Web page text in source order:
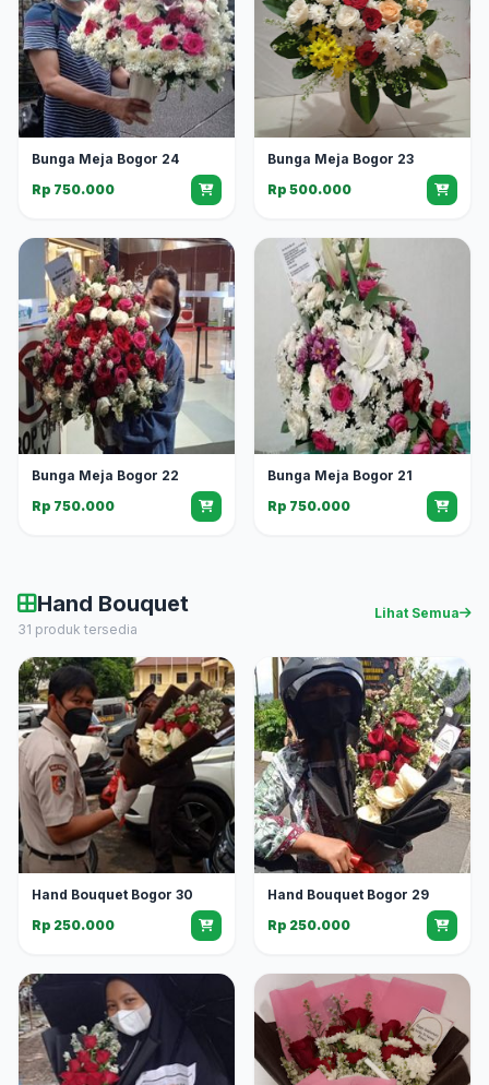
Bunga Meja Bogor 24
Rp 750.000
Bunga Meja Bogor 23
Rp 500.000
Bunga Meja Bogor 22
Rp 750.000
Bunga Meja Bogor 21
Rp 750.000
Hand Bouquet
31 produk tersedia
Lihat Semua
Hand Bouquet Bogor 30
Rp 250.000
Hand Bouquet Bogor 29
Rp 250.000